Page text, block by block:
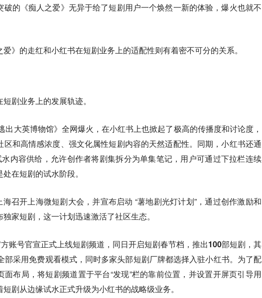
破的《痴人之爱》无异于给了短剧用户一个焕然一新的体验，爆火也就不
》的走红和小红书在短剧业务上的适配性则有着密不可分的关系。
剧业务上的发展轨迹。
出大英博物馆》全网爆火，在小红书上也掀起了极高的传播度和讨论度，
和高情感浓度、强文化属性短剧内容的天然适配性。同期，小红书还通
水内容供给，允许创作者将剧集拆分为单集笔记，用户可通过下拉栏连续
在短剧的试水阶段。
召开上海微短剧大会，并宣布启动 “薯地剧光灯计划”，通过创作激励和
家短剧，这一计划迅速激活了社区生态。
账号官宣正式上线短剧频道，同日开启短剧春节档，推出100部短剧，其
采用免费观看模式，同时多家头部短剧厂牌都选择入驻小红书。 为了配
布局，将短剧频道置于平台“发现”栏的靠前位置，并设置开屏页引导用
剧从边缘试水正式升级为小红书的战略级业务。